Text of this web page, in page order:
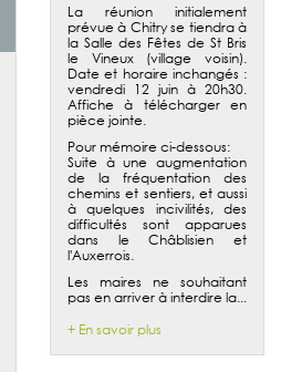
La réunion initialement
prévue à Chitry se tiendra à
la Salle des Fêtes de St Bris
le Vineux (village voisin).
Date et horaire inchangés :
vendredi 12 juin à 20h30.
Affiche à télécharger en
pièce jointe.
Pour mémoire ci-dessous:
Suite à une augmentation
de la fréquentation des
chemins et sentiers, et aussi
à quelques incivilités, des
difficultés sont apparues
dans le Châblisien et
l'Auxerrois.
Les maires ne souhaitant
pas en arriver à interdire la...
+ En savoir plus